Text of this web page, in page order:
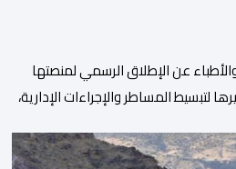
والأطباء عن الإطلاق الرسمي لمنصتها
لتبسيط المساطر والإجراءات الإدارية،
الهيئة الوطنية. وذكر بلاغ للهيئة أن